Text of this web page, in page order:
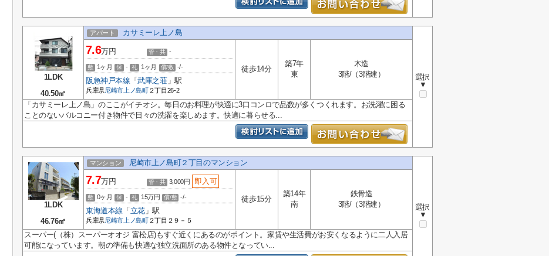
1LDK
40.50㎡
アパート カサミーレ上ノ島
選択
▼
7.6万円 管・共 -
敷 1ヶ月 保 - 礼 1ヶ月 償/敷 -/-
阪急神戸本線 「武庫之荘」駅
兵庫県尼崎市上ノ島町 ２丁目26-2
徒歩14分
築7年
東
木造
3階/（3階建）
「カサミーレ上ノ島」のここがイチオシ。毎日のお料理が快適に3口コンロで品数が多くつくれます。お洗濯に困る
ことのないバルコニー付き物件で日々の洗濯を楽しめます。快適に暮らせる...
1LDK
46.76㎡
マンション 尼崎市上ノ島町２丁目のマンション
選択
▼
7.7万円 管・共 3,000円 即入可
敷 0ヶ月 保 - 礼 15万円 償/敷 -/-
東海道本線 「 立花」駅
兵庫県尼崎市上ノ島町 ２丁目２９－５
徒歩15分
築14年
南
鉄骨造
3階/（3階建）
スーパー(（株）スーパーオオジ 富松店)もすぐ近くにあるのがポイント。家賃や生活費がお安くなるように二人入居
可能になっています。朝の準備も快適な独立洗面所のある物件となってい...